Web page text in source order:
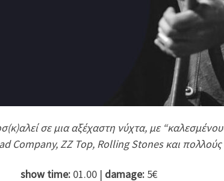
σε μια αξέχαστη νύχτα, με
Company, ZZ Top, Rolling Stones και
show time: 01.00 | damage: 5€